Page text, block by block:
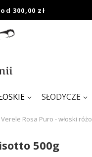
od 300,00 zł
SŁODYCZE
Rosa Puro - włoski
500g